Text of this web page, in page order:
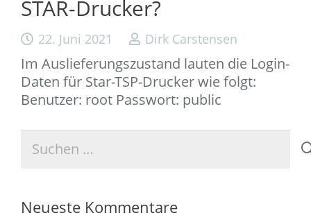
STAR-Drucker?
22. Juni 2021 Dirk Carstensen
Im Auslieferungszustand lauten die Login-
Daten für Star-TSP-Drucker wie folgt:
Benutzer: root Passwort: public
nach:
Neueste Kommentare